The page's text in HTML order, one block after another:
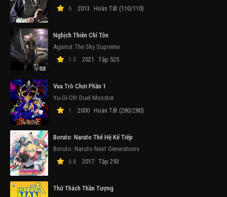
6
2013 Hoàn Tất (110/110)
Nghịch Thiên Chí Tôn
Against The Sky Supreme
1.3
2021 Tập 525
Vua Trò Chơi Phần 1
Yu-Gi-Oh! Duel Monster
1
2000 Hoàn Tất (280/280)
Boruto: Naruto Thế Hệ Kế Tiếp
Boruto: Naruto Next Generations
6.8
2017 Tập 293
Thử Thách Thần Tượng